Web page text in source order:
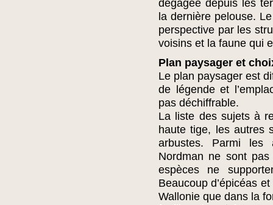
dégagée depuis les
la dernière pelouse.
perspective par les
voisins et la faune qui
Plan paysager et
Le plan paysager est
de légende et
pas déchiffrable.
La liste des sujets à
haute tige, les autres
arbustes. Parmi les
Nordman ne sont
espèces ne
Beaucoup d’épicéas
Wallonie que dans la